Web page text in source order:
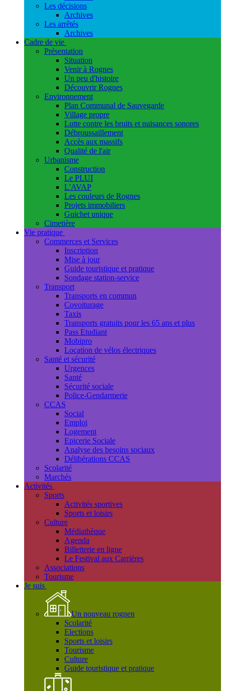
Les décisions
Archives
Les arrêtés
Archives
Cadre de vie
Présentation
Situation
Venir à Rognes
Un peu d'histoire
Découvrir Rognes
Environnement
Plan Communal de Sauvegarde
Village propre
Lutte contre les bruits et nuisances sonores
Débroussaillement
Accès aux massifs
Qualité de l'air
Urbanisme
Construction
Le PLUI
L'AVAP
Les couleurs de Rognes
Projets immobiliers
Guichet unique
Cimetière
Vie pratique
Commerces et Services
Inscription
Mise à jour
Guide touristique et pratique
Sondage station-service
Transport
Transports en commun
Covoiturage
Taxis
Transports gratuits pour les 65 ans et plus
Pass Etudiant
Mobipro
Location de vélos électriques
Santé et sécurité
Urgences
Santé
Sécurité sociale
Police-Gendarmerie
CCAS
Social
Emploi
Logement
Epicerie Sociale
Analyse des besoins sociaux
Délibérations CCAS
Scolarité
Marchés
Activités
Sports
Activités sportives
Sports et loisirs
Culture
Médiathèque
Agenda
Billetterie en ligne
Le Festival aux Carrières
Associations
Tourisme
Je suis
Un nouveau rognen
Scolarité
Elections
Sports et loisirs
Tourisme
Culture
Guide touristique et pratique